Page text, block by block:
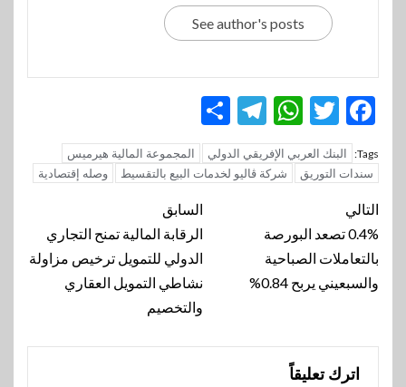
See author's posts
Facebook
Twitter
WhatsApp
Telegram
Tags: البنك العربي الإفريقي الدولي
المجموعة المالية هيرميس
سندات التوريق
شركة ڤاليو لخدمات البيع بالتقسيط وصله إقتصادية
تنقل
المقالة
السابق
الرقابة المالية تمنح التجاري
الدولي للتمويل ترخيص مزاولة
نشاطي التمويل العقاري
والتخصيم
التالي
0.4% تصعد البورصة
بالتعاملات الصباحية
والسبعيني يربح 0.84%
اترك تعليقاً